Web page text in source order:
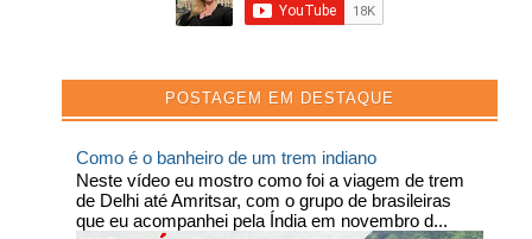
POSTAGEM EM DESTAQUE
Como é o banheiro de um trem indiano
Neste vídeo eu mostro como foi a viagem de trem
de Delhi até Amritsar, com o grupo de brasileiras
que eu acompanhei pela Índia em novembro d...